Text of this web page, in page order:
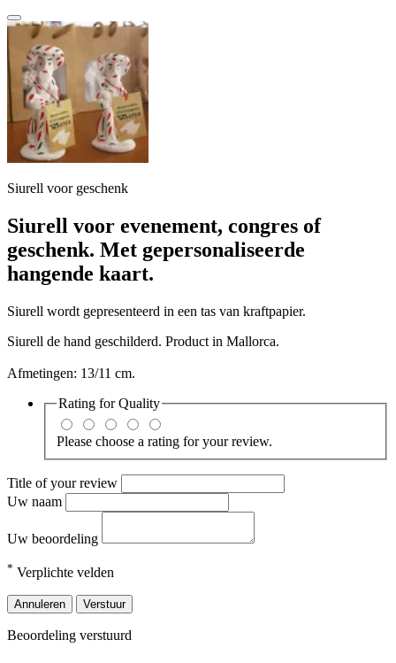
Siurell voor geschenk
Siurell voor evenement, congres of
geschenk. Met gepersonaliseerde
hangende kaart.
Siurell wordt gepresenteerd in een tas van kraftpapier.
Siurell de hand geschilderd. Product in Mallorca.
Afmetingen: 13/11 cm.
Rating forQuality
Please choose a rating for your review.
Title of your review
Uw naam
Uw beoordeling
* Verplichte velden
Annuleren Verstuur
Beoordeling verstuurd